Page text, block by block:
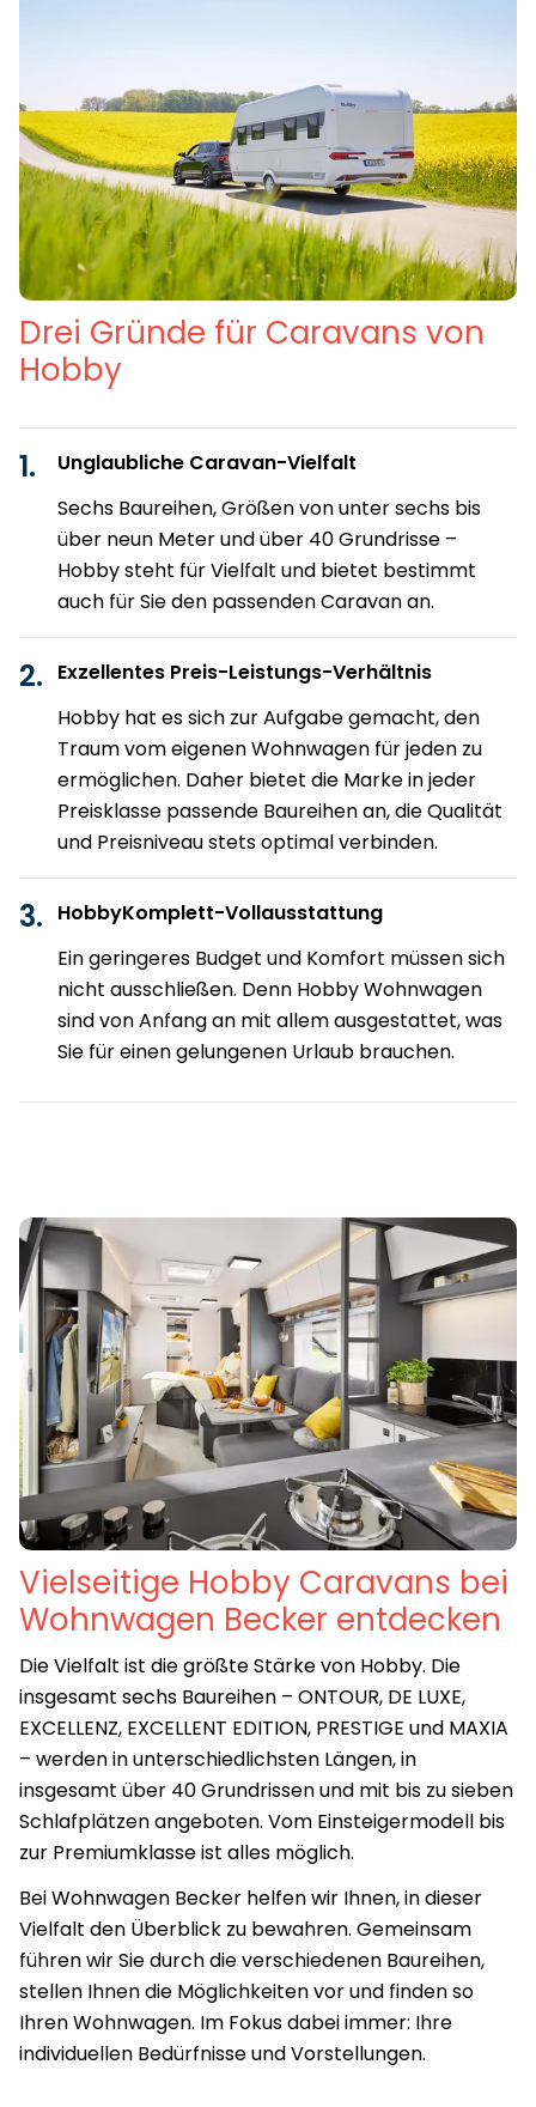
Drei Gründe für Caravans von
Hobby
Unglaubliche Caravan-Vielfalt
Sechs Baureihen, Größen von unter sechs bis
über neun Meter und über 40 Grundrisse –
Hobby steht für Vielfalt und bietet bestimmt
auch für Sie den passenden Caravan an.
Exzellentes Preis-Leistungs-Verhältnis
Hobby hat es sich zur Aufgabe gemacht, den
Traum vom eigenen Wohnwagen für jeden zu
ermöglichen. Daher bietet die Marke in jeder
Preisklasse passende Baureihen an, die Qualität
und Preisniveau stets optimal verbinden.
HobbyKomplett-Vollausstattung
Ein geringeres Budget und Komfort müssen sich
nicht ausschließen. Denn Hobby Wohnwagen
sind von Anfang an mit allem ausgestattet, was
Sie für einen gelungenen Urlaub brauchen.
Vielseitige Hobby Caravans bei
Wohnwagen Becker entdecken
Die Vielfalt ist die größte Stärke von Hobby. Die
insgesamt sechs Baureihen – ONTOUR, DE LUXE,
EXCELLENZ, EXCELLENT EDITION, PRESTIGE und MAXIA
– werden in unterschiedlichsten Längen, in
insgesamt über 40 Grundrissen und mit bis zu sieben
Schlafplätzen angeboten. Vom Einsteigermodell bis
zur Premiumklasse ist alles möglich.
Bei Wohnwagen Becker helfen wir Ihnen, in dieser
Vielfalt den Überblick zu bewahren. Gemeinsam
führen wir Sie durch die verschiedenen Baureihen,
stellen Ihnen die Möglichkeiten vor und finden so
Ihren Wohnwagen. Im Fokus dabei immer: Ihre
individuellen Bedürfnisse und Vorstellungen.